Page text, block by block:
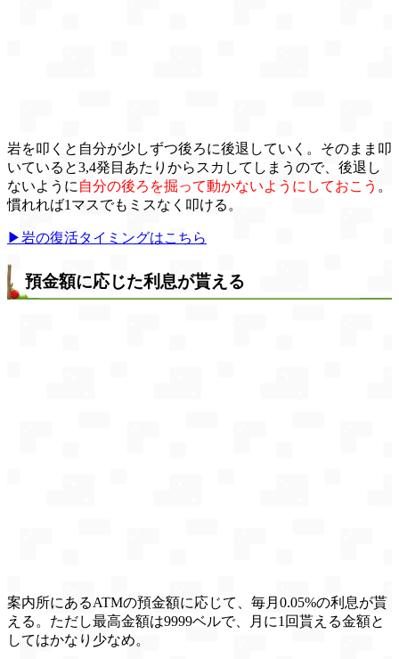
岩を叩くと自分が少しずつ後ろに後退していく。そのまま叩
いていると3,4発目あたりからスカしてしまうので、後退し
ないように 自分の後ろを掘って動かないようにしておこう 。
慣れれば1マスでもミスなく叩ける。
▶岩の復活タイミングはこちら
預金額に応じた利息が貰える
案内所にあるATMの預金額に応じて、毎月0.05%の利息が貰
える。ただし最高金額は9999ベルで、月に1回貰える金額と
してはかなり少なめ。